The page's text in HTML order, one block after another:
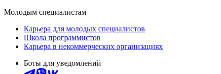
Молодым специалистам
Карьера для молодых специалистов
Школа программистов
Карьера в некоммерческих организациях
Боты для уведомлений